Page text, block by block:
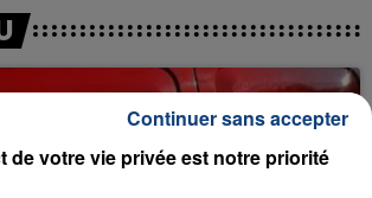
de votre vie privée est notre priorité
Continuer sans accepter